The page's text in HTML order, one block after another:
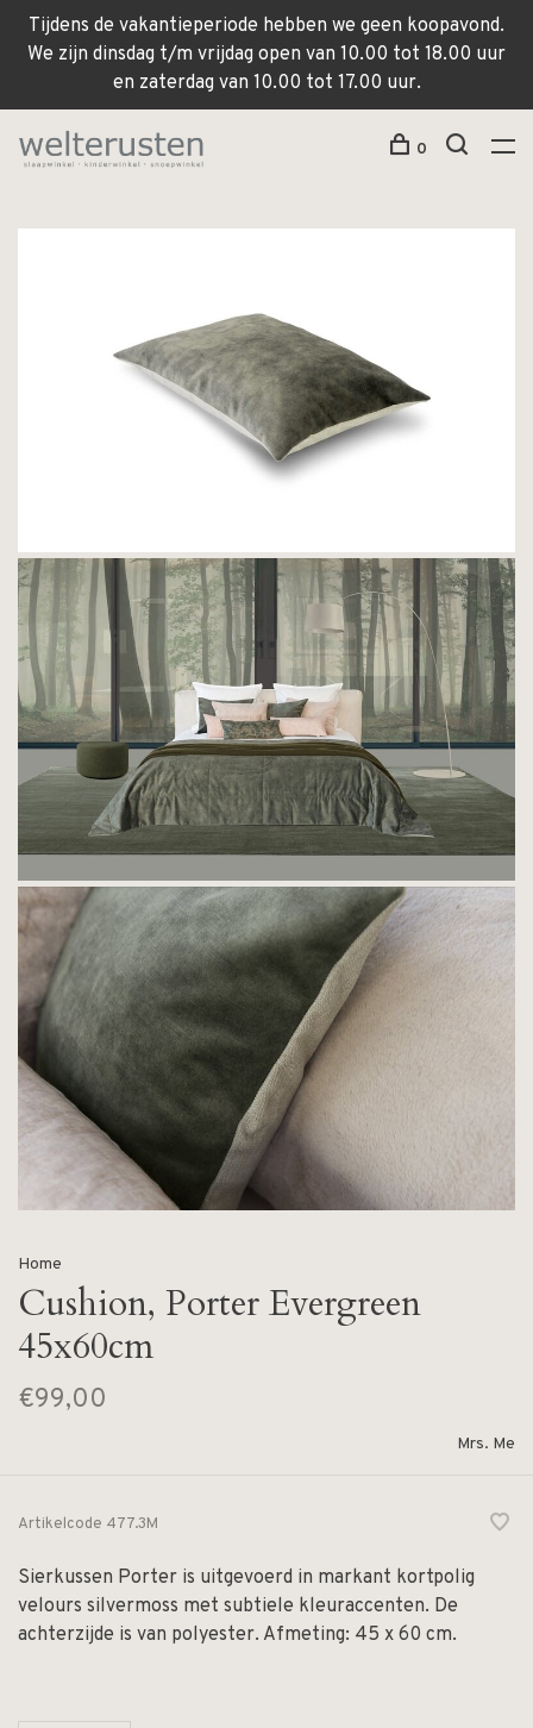
Tijdens de vakantieperiode hebben we geen koopavond.
We zijn dinsdag t/m vrijdag open van 10.00 tot 18.00 uur
en zaterdag van 10.00 tot 17.00 uur.
0
Home
Cushion, Porter Evergreen
45x60cm
€99,00
Mrs. Me
Artikelcode 477.3M
Sierkussen Porter is uitgevoerd in markant kortpolig
velours silvermoss met subtiele kleuraccenten. De
achterzijde is van polyester. Afmeting: 45 x 60 cm.